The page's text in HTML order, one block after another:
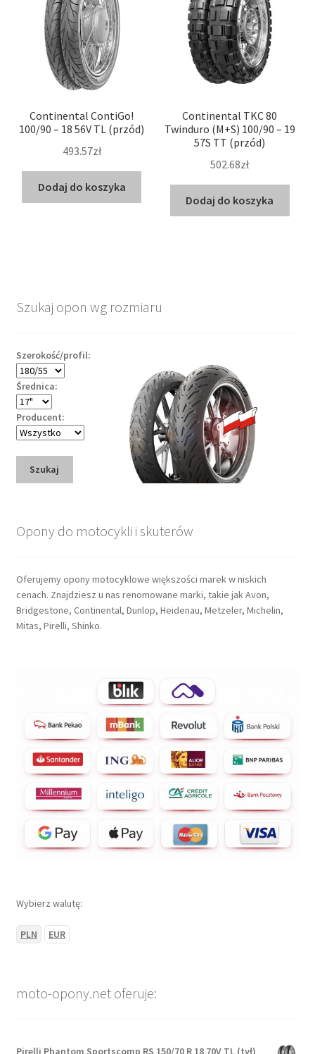
Continental ContiGo!
100/90 – 18 56V TL (przód)
493.57zł
Dodaj do koszyka
Continental TKC 80
Twinduro (M+S) 100/90 – 19
57S TT (przód)
502.68zł
Dodaj do koszyka
Szukaj opon wg rozmiaru
Szerokość/profil:
Średnica:
Producent:
Szukaj
Opony do motocykli i skuterów
Oferujemy opony motocyklowe większości marek w niskich
cenach. Znajdziesz u nas renomowane marki, takie jak Avon,
Bridgestone, Continental, Dunlop, Heidenau, Metzeler, Michelin,
Mitas, Pirelli, Shinko.
Wybierz walutę:
PLN EUR
moto-opony.net oferuje:
Pirelli Phantom Sportscomp RS 150/70 R 18 70V TL (tył)